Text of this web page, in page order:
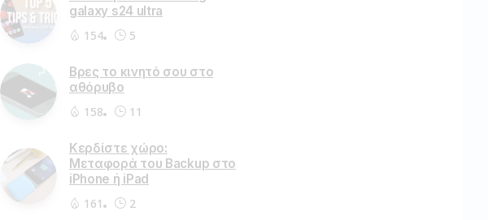
galaxy s24 ultra
154
5
Βρες το κινητό σου στο
αθόρυβο
158
11
Κερδίστε χώρο:
Μεταφορά του Backup στο
iPhone ή iPad
161
2